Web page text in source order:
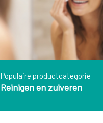
Populaire productcategorie
Reinigen en zuiveren